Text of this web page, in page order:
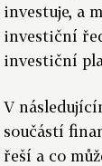
investuje, a
investiční
investiční
V
součástí
řeší a co